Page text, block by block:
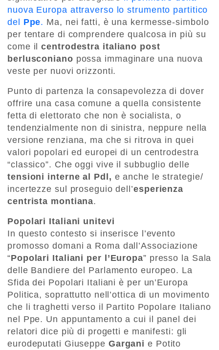
nuova Europa attraverso lo strumento partitico
del Ppe. Ma, nei fatti, è una kermesse-simbolo
per tentare di comprendere qualcosa in più su
come ilcentrodestra italiano post
berlusconiano possa immaginare una nuova
veste per nuovi orizzonti.
Punto di partenza la consapevolezza di dover
offrire una casa comune a quella consistente
fetta di elettorato che non è socialista, o
tendenzialmente non di sinistra, neppure nella
versione renziana, ma che si ritrova in quei
valori popolari ed europei di un centrodestra
“classico”. Che oggi vive il subbuglio delle
tensioni interne al Pdl, e anche le strategie/
incertezze sul proseguio dell’esperienza
centrista montiana.
Popolari Italiani unitevi
In questo contesto si inserisce l’evento
promosso domani a Roma dall’Associazione
“Popolari Italiani per l’Europa” presso la Sala
delle Bandiere del Parlamento europeo. La
Sfida dei Popolari Italiani è per un’Europa
Politica, soprattutto nell’ottica di un movimento
che li traghetti verso il Partito Popolare Italiano
nel Ppe. Un appuntamento a cui il panel dei
relatori dice più di progetti e manifesti: gli
eurodeputati Giuseppe Gargani e Potito